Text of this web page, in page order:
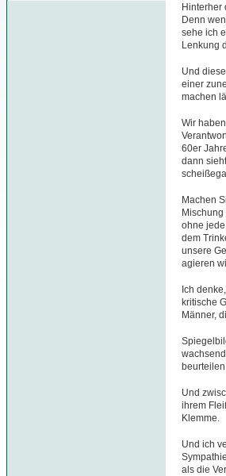
Hinterher
Denn
sehe ich
Lenkung
Und
einer
machen
Wir
60er
dann
Machen
ohne
dem
unsere
agieren
Ich
kritische
Männer,
Und
ihrem
Klemme.
Und ich
als die